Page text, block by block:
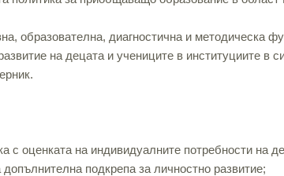
образователна, диагностична и методическа
на децата и учениците в институциите в
с оценката на индивидуалните потребности на
подкрепа за личностно развитие;